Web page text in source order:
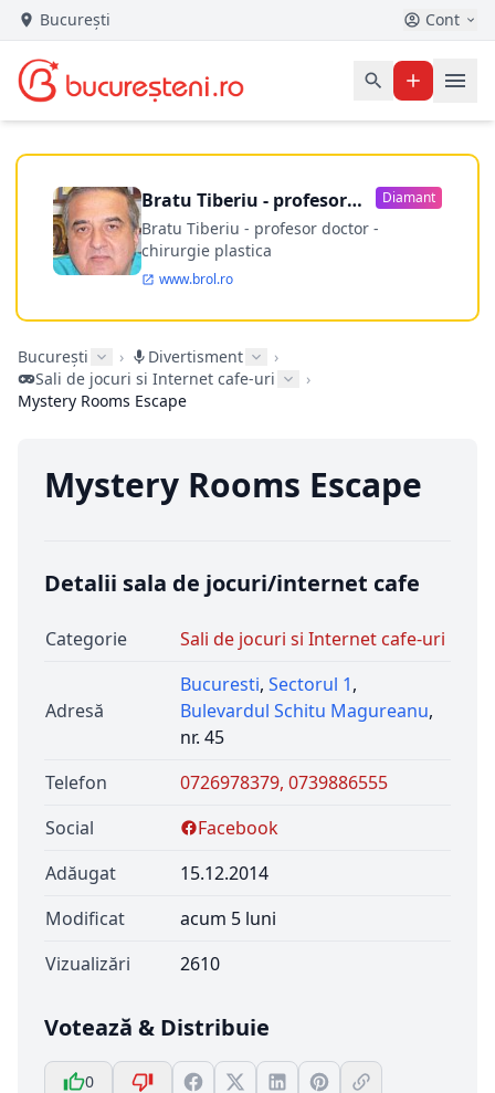
București Cont
Bratu Tiberiu - profesor
doctor
Diamant
Bratu Tiberiu - profesor doctor -
chirurgie plastica
www.brol.ro
București › Divertisment
›
Sali de jocuri si Internet cafe-uri
›
Mystery Rooms Escape
Mystery Rooms Escape
Detalii sala de jocuri/internet cafe
Categorie Sali de jocuri si Internet cafe-uri
Adresă
Bucuresti, Sectorul 1,
Bulevardul Schitu Magureanu,
nr. 45
Telefon
0726978379, 0739886555
Social
Facebook
Adăugat
15.12.2014
Modificat
acum 5 luni
Vizualizări
2610
Votează & Distribuie
0